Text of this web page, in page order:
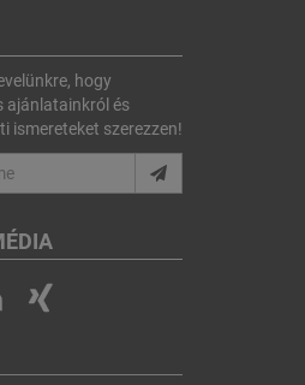
hogy
ajánlatainkról és
ismereteket szerezzen!